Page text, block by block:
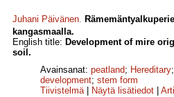
Juhani Päivänen.
kangasmaalla.
English title: Development of mire
soil.
Avainsanat: peatland; Hereditary;
development; stem form
Tiivistelmä| Näytä lisätiedot